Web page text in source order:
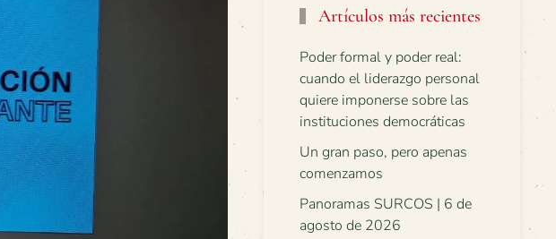
Artículos más recientes
Poder formal y poder real:
cuando el liderazgo personal
quiere imponerse sobre las
instituciones democráticas
Un gran paso, pero apenas
comenzamos
Panoramas SURCOS | 6 de
agosto de 2026